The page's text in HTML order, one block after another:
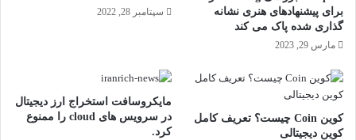
برای پیشنهادهای هنری نشانه
گذاری شده پاک می کند
مارس 29, 2023
سپتامبر 28, 2022
کوین Coin چیست؟ تعریف کامل
کوین دیجیتالی
مایکروسافت استخراج ارز دیجیتال
در سرویس های cloud را ممنوع
کرد.